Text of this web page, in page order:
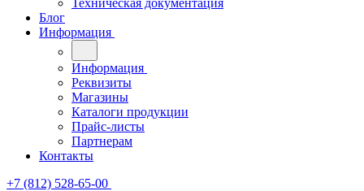
Техническая документация
Блог
Информация
Информация
Реквизиты
Магазины
Каталоги продукции
Прайс-листы
Партнерам
Контакты
+7 (812) 528-65-00